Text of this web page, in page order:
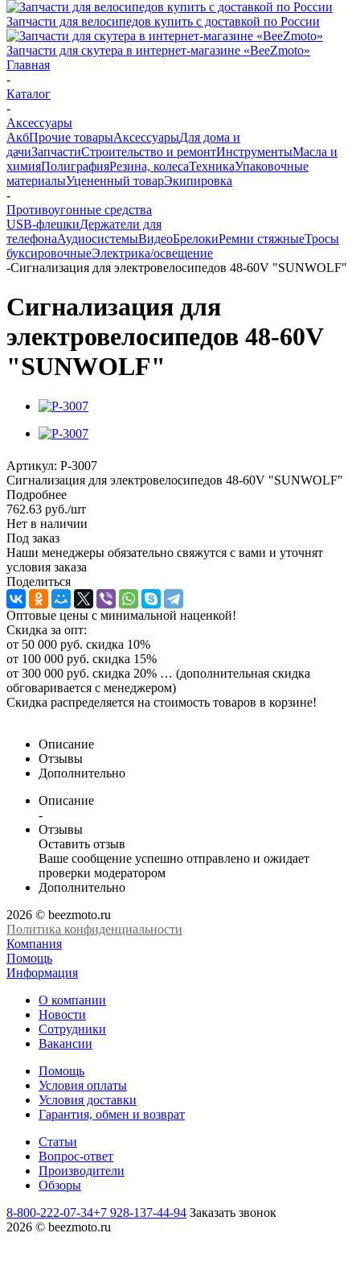
Запчасти для велосипедов купить с доставкой по России
Запчасти для скутера в интернет-магазине «BeeZmoto»
Главная
-
Каталог
-
Аксессуары
АкбПрочие товарыАксессуарыДля дома и
дачиЗапчастиСтроительство и ремонтИнструментыМасла и
химияПолиграфияРезина, колесаТехникаУпаковочные
материалыУцененный товарЭкипировка
-
Противоугонные средства
USB-флешкиДержатели для
телефонаАудиосистемыВидеоБрелокиРемни стяжныеТросы
буксировочныеЭлектрика/освещение
-Сигнализация для электровелосипедов 48-60V "SUNWOLF"
Сигнализация для
электровелосипедов 48-60V
"SUNWOLF"
Артикул: P-3007
Сигнализация для электровелосипедов 48-60V "SUNWOLF"
Подробнее
762.63 руб./шт
Нет в наличии
Под заказ
Наши менеджеры обязательно свяжутся с вами и уточнят
условия заказа
Поделиться
Оптовые цены с минимальной наценкой!
Скидка за опт:
от 50 000 руб. скидка 10%
от 100 000 руб. скидка 15%
от 300 000 руб. скидка 20% … (дополнительная скидка
обговаривается с менеджером)
Скидка распределяется на стоимость товаров в корзине!
Описание
Отзывы
Дополнительно
Описание
-
Отзывы
Оставить отзыв
Ваше сообщение успешно отправлено и ожидает
проверки модератором
Дополнительно
2026 © beezmoto.ru
Политика конфиденциальности
Компания
Помощь
Информация
О компании
Новости
Сотрудники
Вакансии
Помощь
Условия оплаты
Условия доставки
Гарантия, обмен и возврат
Статьи
Вопрос-ответ
Производители
Обзоры
8-800-222-07-34+7 928-137-44-94 Заказать звонок
2026 © beezmoto.ru